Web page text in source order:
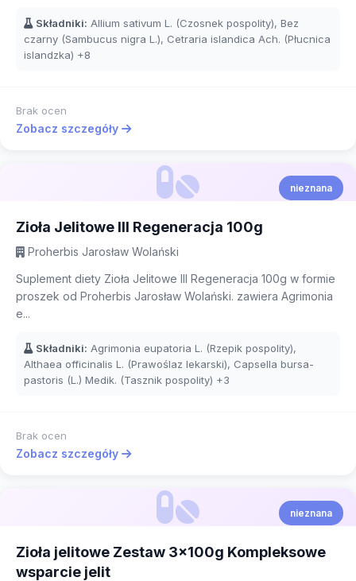
Składniki: Allium sativum L. (Czosnek pospolity), Bez
czarny (Sambucus nigra L.), Cetraria islandica Ach. (Płucnica
islandzka) +8
Brak ocen
Zobacz szczegóły
nieznana
Zioła Jelitowe III Regeneracja 100g
Proherbis Jarosław Wolański
Suplement diety Zioła Jelitowe III Regeneracja 100g w formie
proszek od Proherbis Jarosław Wolański. zawiera Agrimonia
e...
Składniki: Agrimonia eupatoria L. (Rzepik pospolity),
Althaea officinalis L. (Prawoślaz lekarski), Capsella bursa-
pastoris (L.) Medik. (Tasznik pospolity) +3
Brak ocen
Zobacz szczegóły
nieznana
Zioła jelitowe Zestaw 3x100g Kompleksowe
wsparcie jelit